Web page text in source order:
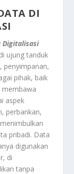
DI
Digitalisasi
ujung tanduk
penyimpanan,
pihak, baik
membawa
aspek
perbankan,
pribadi. Data
digunakan
di
tanpa